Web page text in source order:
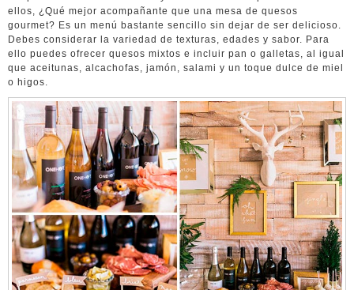
ellos, ¿Qué mejor acompañante que una mesa de quesos
gourmet? Es un menú bastante sencillo sin dejar de ser delicioso.
Debes considerar la variedad de texturas, edades y sabor. Para
ello puedes ofrecer quesos mixtos e incluir pan o galletas, al igual
que aceitunas, alcachofas, jamón, salami y un toque dulce de miel
o higos.